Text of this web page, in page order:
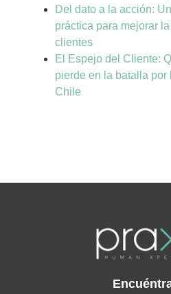
Del dato a la acción:
práctica para mejorar
clientes
El Espejo del Cliente:
pierde en la batalla por
Chile